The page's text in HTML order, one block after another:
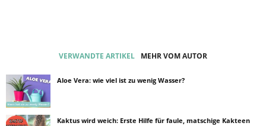
VERWANDTE ARTIKEL MEHR VOM AUTOR
Aloe Vera: wie viel ist zu wenig Wasser?
Kaktus wird weich: Erste Hilfe für faule, matschige Kakteen